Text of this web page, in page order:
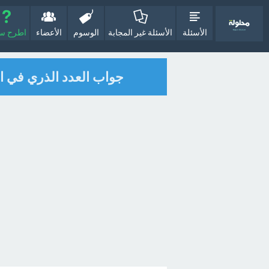
الأسئلة الأسئلة غير المجابة الوسوم الأعضاء اطرح
جواب العدد الذري في